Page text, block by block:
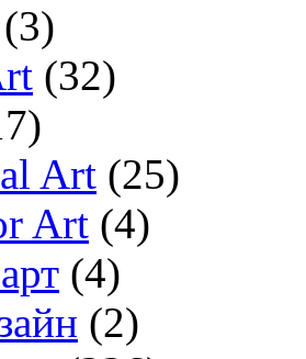
(3)
(32)
Art (25)
Art (4)
(4)
(2)